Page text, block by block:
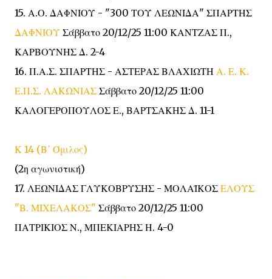
15. Α.Ο. ΔΑΦΝΙΟΥ - "300 ΤΟΥ ΛΕΩΝΙΔΑ" ΣΠΑΡΤΗΣ
ΔΑΦΝΙΟΥ Σάββατο 20/12/25 11:00 ΚΑΝΤΖΑΣ Π.,
ΚΑΡΒΟΥΝΗΣ Δ. 2-4
16. Π.Α.Σ. ΣΠΑΡΤΗΣ - ΑΣΤΕΡΑΣ ΒΛΑΧΙΩΤΗ Α. Ε. Κ.
Ε.Π.Σ. ΛΑΚΩΝΙΑΣ Σάββατο 20/12/25 11:00
ΚΑΛΟΓΕΡΟΠΟΥΛΟΣ Ε., ΒΑΡΤΣΑΚΗΣ Δ. 11-1
Κ 14 (Β΄ Όμιλος)
(2η αγωνιστική)
17. ΛΕΩΝΙΔΑΣ ΓΛΥΚΟΒΡΥΣΗΣ - ΜΟΛΑΪΚΟΣ ΕΛΟΥΣ
"Β. ΜΙΧΕΛΑΚΟΣ" Σάββατο 20/12/25 11:00
ΠΑΤΡΙΚΙΟΣ Ν., ΜΠΕΚΙΑΡΗΣ Η. 4-0